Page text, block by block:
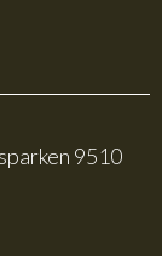
9510